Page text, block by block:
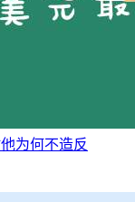
为何不造反